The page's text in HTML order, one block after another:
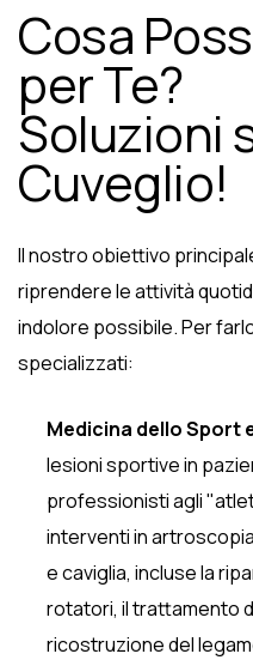
Cosa
per Te?
Soluzioni
Cuveglio!
Il nostro obiettivo
riprendere le attività
indolore possibile. Per
specializzati:
Medicina dello Sport
lesioni sportive in
professionisti agli
interventi in
e caviglia, incluse la
rotatori, il trattamento
ricostruzione del